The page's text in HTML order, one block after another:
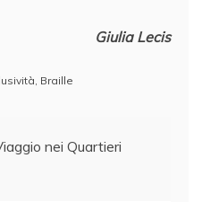
Giulia Lecis
, Braille
nei Quartieri